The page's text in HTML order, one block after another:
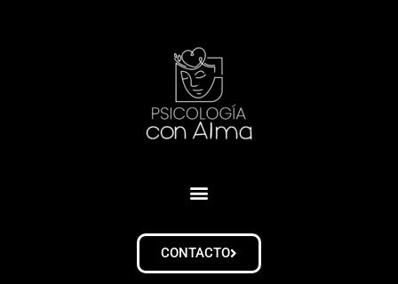
CONTACTO